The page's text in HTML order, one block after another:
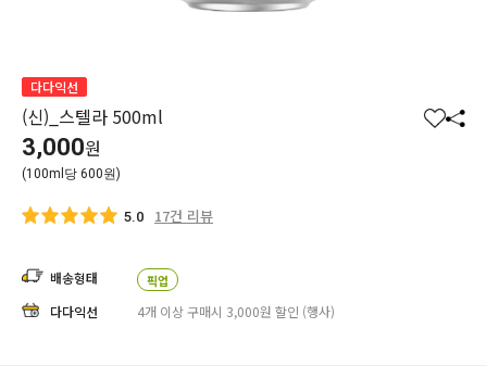
다다익선
(신)_스텔라 500ml
찜 공
3,000원
(100ml당 600원)
5.0 17건 리뷰
배송형태 픽업
다다익선 4개 이상 구매시 3,000원 할인 (행사)